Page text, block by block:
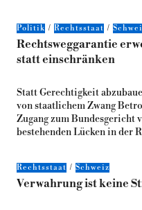
Politik Rechtsstaat
Rechtsweggarantie
statt einschränken
Statt Gerechtigkeit
von staatlichem Zwang
Zugang zum Bundesgericht
bestehenden Lücken in der
Rechtsstaat Schweiz
Verwahrung ist keine